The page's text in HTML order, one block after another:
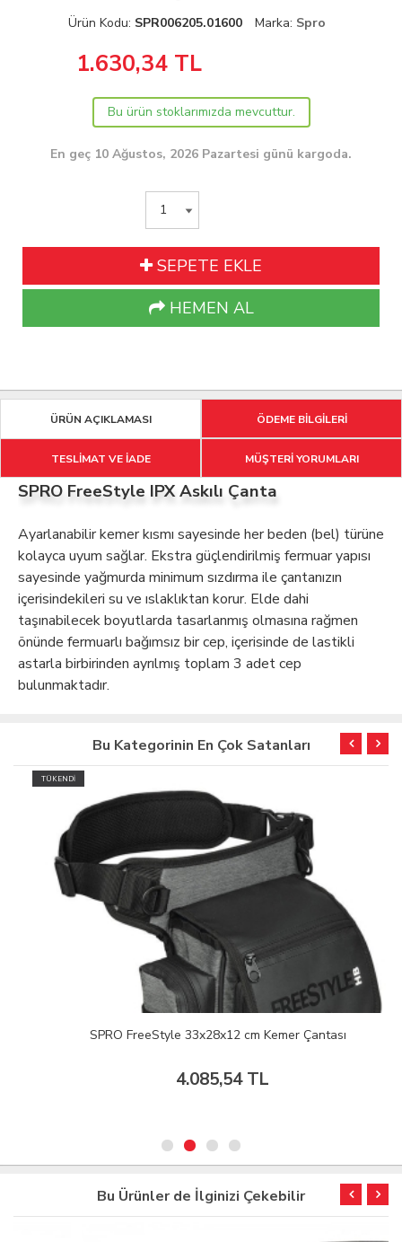
Ürün Kodu: SPR006205.01600 Marka: Spro
1.630,34TL
Bu ürün stoklarımızda mevcuttur.
En geç 10 Ağustos, 2026 Pazartesi günü kargoda.
SEPETE EKLE
HEMEN AL
ÜRÜN AÇIKLAMASI ÖDEME BİLGİLERİ
TESLİMAT VE İADE MÜŞTERİ YORUMLARI
SPRO FreeStyle IPX Askılı Çanta
Ayarlanabilir kemer kısmı sayesinde her beden (bel) türüne
kolayca uyum sağlar. Ekstra güçlendirilmiş fermuar yapısı
sayesinde yağmurda minimum sızdırma ile çantanızın
içerisindekileri su ve ıslaklıktan korur. Elde dahi
taşınabilecek boyutlarda tasarlanmış olmasına rağmen
önünde fermuarlı bağımsız bir cep, içerisinde de lastikli
astarla birbirinden ayrılmış toplam 3 adet cep
bulunmaktadır.
Bu Kategorinin En Çok Satanları
TÜKENDİ
SPRO FreeStyle 33x28x12 cm Kemer Çantası
4.085,54 TL
Bu Ürünler de İlginizi Çekebilir